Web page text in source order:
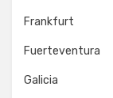
Frankfurt
Fuerteventura
Galicia